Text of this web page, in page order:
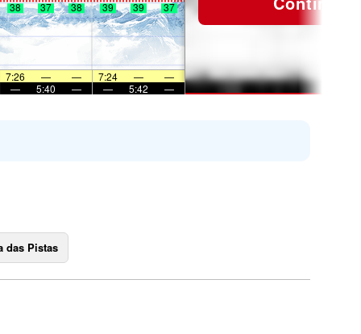
38 37 38 39 39 37
7:26 — — 7:24 —
—
— 5:40 — — 5:42 —
das Pistas